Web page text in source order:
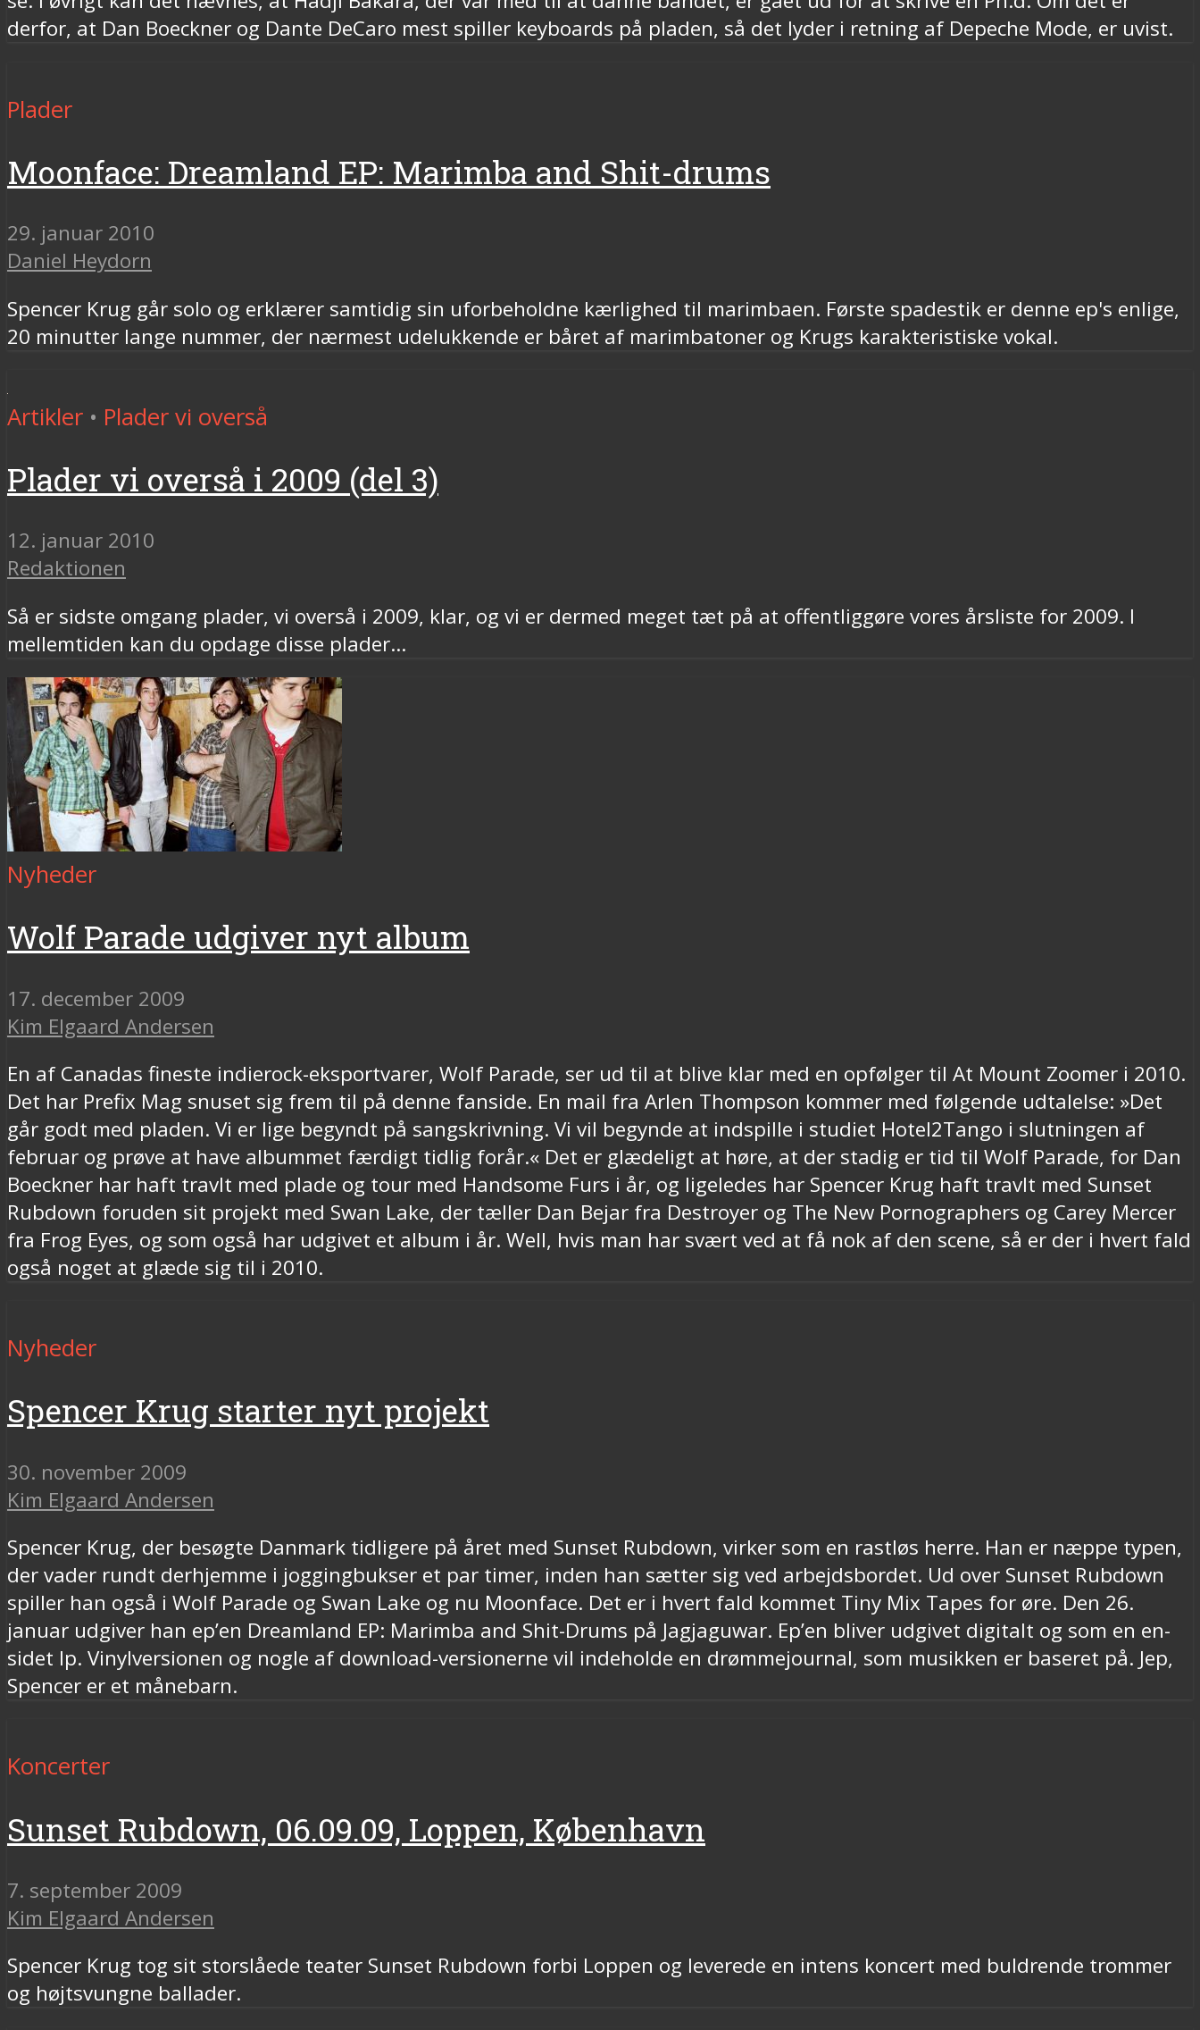
derfor, at Dan Boeckner og Dante DeCaro mest spiller keyboards på pladen, så det lyder i retning af Depeche Mode, er uvist.
Plader
Moonface: Dreamland EP: Marimba and Shit-drums
29. januar 2010
Daniel Heydorn
Spencer Krug går solo og erklærer samtidig sin uforbeholdne kærlighed til marimbaen. Første spadestik er denne ep's enlige,
20 minutter lange nummer, der nærmest udelukkende er båret af marimbatoner og Krugs karakteristiske vokal.
Artikler • Plader vi overså
Plader vi overså i 2009 (del 3)
12. januar 2010
Redaktionen
Så er sidste omgang plader, vi overså i 2009, klar, og vi er dermed meget tæt på at offentliggøre vores årsliste for 2009. I
mellemtiden kan du opdage disse plader...
Nyheder
Wolf Parade udgiver nyt album
17. december 2009
Kim Elgaard Andersen
En af Canadas fineste indierock-eksportvarer, Wolf Parade, ser ud til at blive klar med en opfølger til At Mount Zoomer i 2010.
Det har Prefix Mag snuset sig frem til på denne fanside. En mail fra Arlen Thompson kommer med følgende udtalelse: »Det
går godt med pladen. Vi er lige begyndt på sangskrivning. Vi vil begynde at indspille i studiet Hotel2Tango i slutningen af
februar og prøve at have albummet færdigt tidlig forår.« Det er glædeligt at høre, at der stadig er tid til Wolf Parade, for Dan
Boeckner har haft travlt med plade og tour med Handsome Furs i år, og ligeledes har Spencer Krug haft travlt med Sunset
Rubdown foruden sit projekt med Swan Lake, der tæller Dan Bejar fra Destroyer og The New Pornographers og Carey Mercer
fra Frog Eyes, og som også har udgivet et album i år. Well, hvis man har svært ved at få nok af den scene, så er der i hvert fald
også noget at glæde sig til i 2010.
Nyheder
Spencer Krug starter nyt projekt
30. november 2009
Kim Elgaard Andersen
Spencer Krug, der besøgte Danmark tidligere på året med Sunset Rubdown, virker som en rastløs herre. Han er næppe typen,
der vader rundt derhjemme i joggingbukser et par timer, inden han sætter sig ved arbejdsbordet. Ud over Sunset Rubdown
spiller han også i Wolf Parade og Swan Lake og nu Moonface. Det er i hvert fald kommet Tiny Mix Tapes for øre. Den 26.
januar udgiver han ep’en Dreamland EP: Marimba and Shit-Drums på Jagjaguwar. Ep’en bliver udgivet digitalt og som en en-
sidet lp. Vinylversionen og nogle af download-versionerne vil indeholde en drømmejournal, som musikken er baseret på. Jep,
Spencer er et månebarn.
Koncerter
Sunset Rubdown, 06.09.09, Loppen, København
7. september 2009
Kim Elgaard Andersen
Spencer Krug tog sit storslåede teater Sunset Rubdown forbi Loppen og leverede en intens koncert med buldrende trommer
og højtsvungne ballader.